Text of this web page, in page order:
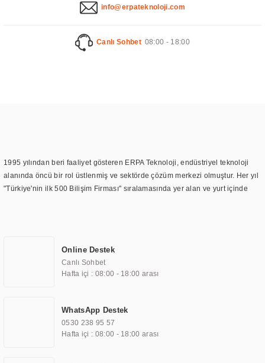
info@erpateknoloji.com
Canlı Sohbet 08:00 - 18:00
1995 yılından beri faaliyet gösteren ERPA Teknoloji, endüstriyel teknoloji
alanında öncü bir rol üstlenmiş ve sektörde çözüm merkezi olmuştur. Her yıl
"Türkiye'nin ilk 500 Bilişim Firması" sıralamasında yer alan ve yurt içinde
TOCHI markası altında kendi ürettiği ürünlerde kullanmıştır. Günümüzde
TOCHI; videowall, digital signage, kiosk, totem, akıllı durak ekranı, araç içi
ekran, asansör ekranı, digital menüboard, marin ekran, medikal ekran,
ekranları, endüstriyel ekranlar, kapı önü bilgi ekranları, panel PC,
endüstriyel Panel PC, mini PC, endüstriyel mini PC ve akıllı bina sistemleri
gibi çözümleri 4.5" ile 110” boyutları arasında üretebilirken, ayrıca standart
Online Destek
Canlı Sohbet
Hafta içi : 08:00 - 18:00 arası
WhatsApp Destek
0530 238 95 57
Hafta içi : 08:00 - 18:00 arası